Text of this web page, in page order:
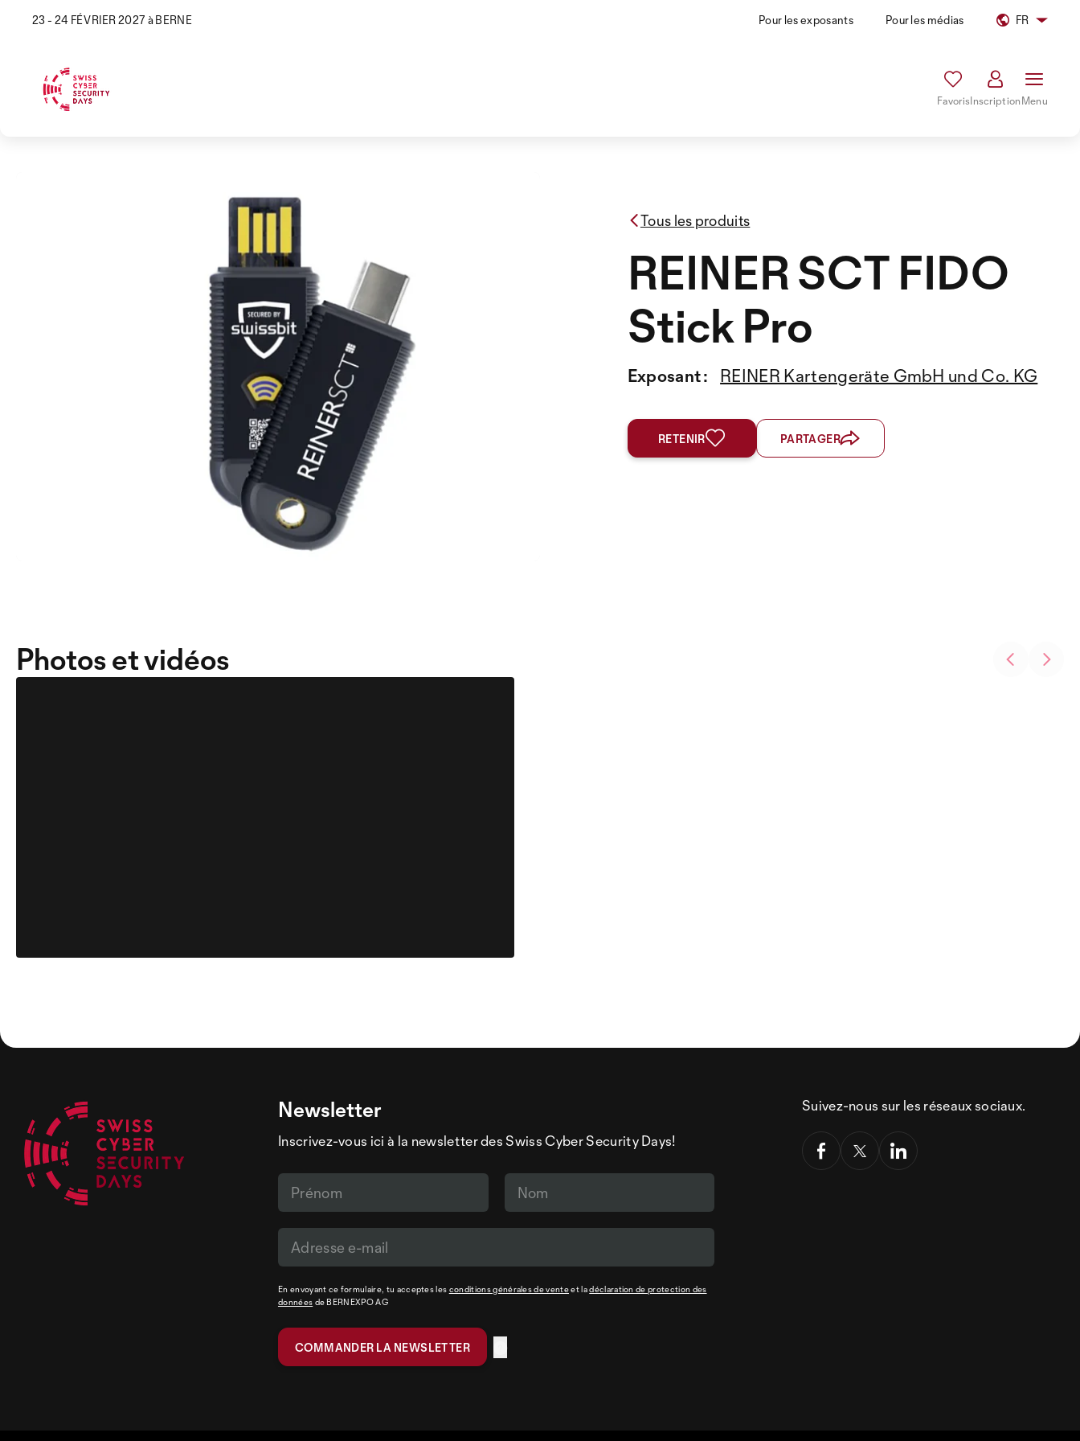
23 - 24 FÉVRIER 2027 à BERNE Pour les exposants Pour les médias FR
FavorisInscriptionMenu
Tous les produits
REINER SCT FIDO
Stick Pro
Exposant : REINER Kartengeräte GmbH und Co. KG
RETENIR PARTAGER
Photos et vidéos
Newsletter
Inscrivez-vous ici à la newsletter des Swiss Cyber Security Days!
En envoyant ce formulaire, tu acceptes les conditions générales de venteet ladéclaration de protection des
données de BERNEXPO AG
Suivez-nous sur les réseaux sociaux.